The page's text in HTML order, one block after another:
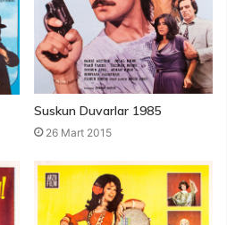
Suskun Duvarlar 1985
26 Mart 2015